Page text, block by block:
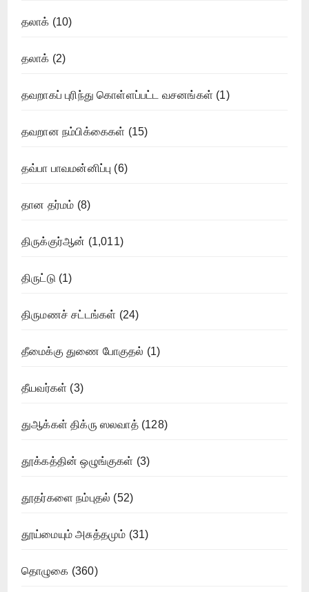
தலாக் (10)
தலாக் (2)
தவறாகப் புரிந்து கொள்ளப்பட்ட வசனங்கள் (1)
தவறான நம்பிக்கைகள் (15)
தவ்பா பாவமன்னிப்பு (6)
தான தர்மம் (8)
திருக்குர்ஆன் (1,011)
திருட்டு (1)
திருமணச் சட்டங்கள் (24)
தீமைக்கு துணை போகுதல் (1)
தீயவர்கள் (3)
துஆக்கள் திக்ரு ஸலவாத்(128)
தூக்கத்தின் ஒழுங்குகள் (3)
தூதர்களை நம்புதல் (52)
தூய்மையும் அசுத்தமும் (31)
தொழுகை (360)